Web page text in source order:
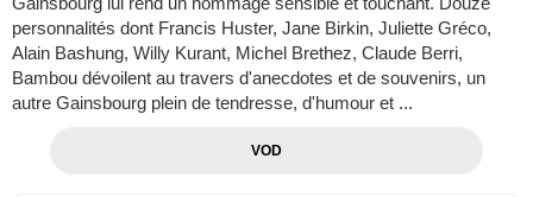
personnalités dont Francis Huster, Jane Birkin, Juliette Gréco,
Alain Bashung, Willy Kurant, Michel Brethez, Claude Berri,
Bambou dévoilent au travers d'anecdotes et de souvenirs, un
autre Gainsbourg plein de tendresse, d'humour et ...
VOD